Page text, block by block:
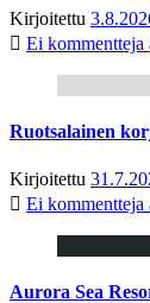
Kirjoitettu
Ei kommentteja
Ruotsalainen
Kirjoitettu
Ei kommentteja
Aurora Sea